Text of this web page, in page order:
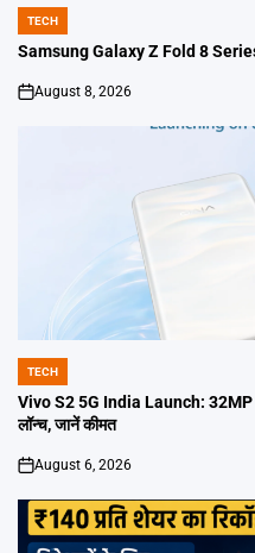
POSTED
IN
TECH
Samsung Galaxy Z Fold 8
on
August 8, 2026
POSTED
IN
TECH
Vivo S2 5G India Launch: 32MP
लॉन्च, जानें कीमत
on
August 6, 2026